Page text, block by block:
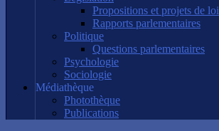
Propositions et projets de loi
Rapports parlementaires
Politique
Questions parlementaires
Psychologie
Sociologie
Médiathèque
Photothèque
Publications